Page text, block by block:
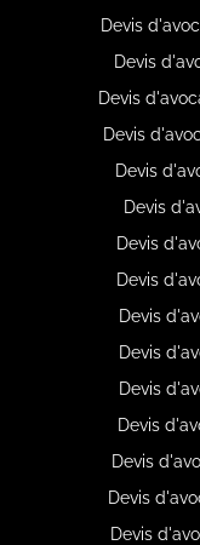
Devis
Devis
Devis
Devis
Devis
Devis
Devis
Devis
Devis
Devis
Devis
Devis
Devis
Devis
Devis